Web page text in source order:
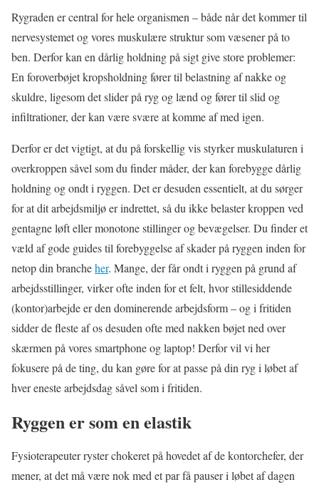
Rygraden er central for hele organismen – både når det kommer til
nervesystemet og vores muskulære struktur som væsener på to
ben. Derfor kan en dårlig holdning på sigt give store problemer:
En foroverbøjet kropsholdning fører til belastning af nakke og
skuldre, ligesom det slider på ryg og lænd og fører til slid og
infiltrationer, der kan være svære at komme af med igen.
Derfor er det vigtigt, at du på forskellig vis styrker muskulaturen i
overkroppen såvel som du finder måder, der kan forebygge dårlig
holdning og ondt i ryggen. Det er desuden essentielt, at du sørger
for at dit arbejdsmiljø er indrettet, så du ikke belaster kroppen ved
gentagne løft eller monotone stillinger og bevægelser. Du finder et
væld af gode guides til forebyggelse af skader på ryggen inden for
netop din brancheher. Mange, der får ondt i ryggen på grund af
arbejdsstillinger, virker ofte inden for et felt, hvor stillesiddende
(kontor)arbejde er den dominerende arbejdsform – og i fritiden
sidder de fleste af os desuden ofte med nakken bøjet ned over
skærmen på vores smartphone og laptop! Derfor vil vi her
fokusere på de ting, du kan gøre for at passe på din ryg i løbet af
hver eneste arbejdsdag såvel som i fritiden.
Ryggen er som en elastik
Fysioterapeuter ryster chokeret på hovedet af de kontorchefer, der
mener, at det må være nok med et par få pauser i løbet af dagen